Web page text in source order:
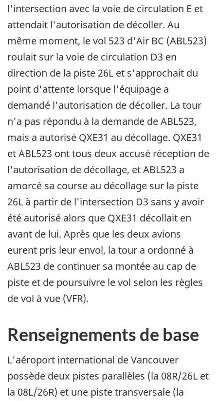
l'intersection avec la voie de circulation E et
attendait l'autorisation de décoller. Au
même moment, le vol 523 d'Air BC (ABL523)
roulait sur la voie de circulation D3 en
direction de la piste 26L et s'approchait du
point d'attente lorsque l'équipage a
demandé l'autorisation de décoller. La tour
n'a pas répondu à la demande de ABL523,
mais a autorisé QXE31 au décollage. QXE31
et ABL523 ont tous deux accusé réception de
l'autorisation de décollage, et ABL523 a
amorcé sa course au décollage sur la piste
26L à partir de l'intersection D3 sans y avoir
été autorisé alors que QXE31 décollait en
avant de lui. Après que les deux avions
eurent pris leur envol, la tour a ordonné à
ABL523 de continuer sa montée au cap de
piste et de poursuivre le vol selon les règles
de vol à vue (VFR).
Renseignements de base
L'aéroport international de Vancouver
possède deux pistes parallèles (la 08R/26L et
la 08L/26R) et une piste transversale (la